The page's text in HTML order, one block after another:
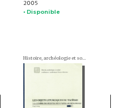
2005
• Disponible
Histoire, archéologie et société. Conférences académiques franco-chinoises